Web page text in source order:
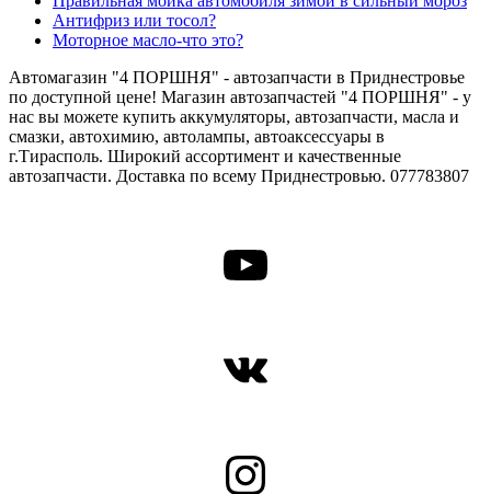
Антифриз или тосол?
Моторное масло-что это?
Автомагазин "4 ПОРШНЯ" - автозапчасти в Приднестровье
по доступной цене! Магазин автозапчастей "4 ПОРШНЯ" - у
нас вы можете купить аккумуляторы, автозапчасти, масла и
смазки, автохимию, автолампы, автоаксессуары в
г.Тирасполь. Широкий ассортимент и качественные
автозапчасти. Доставка по всему Приднестровью. 077783807
YouTube
ВКонтакте
Instagram